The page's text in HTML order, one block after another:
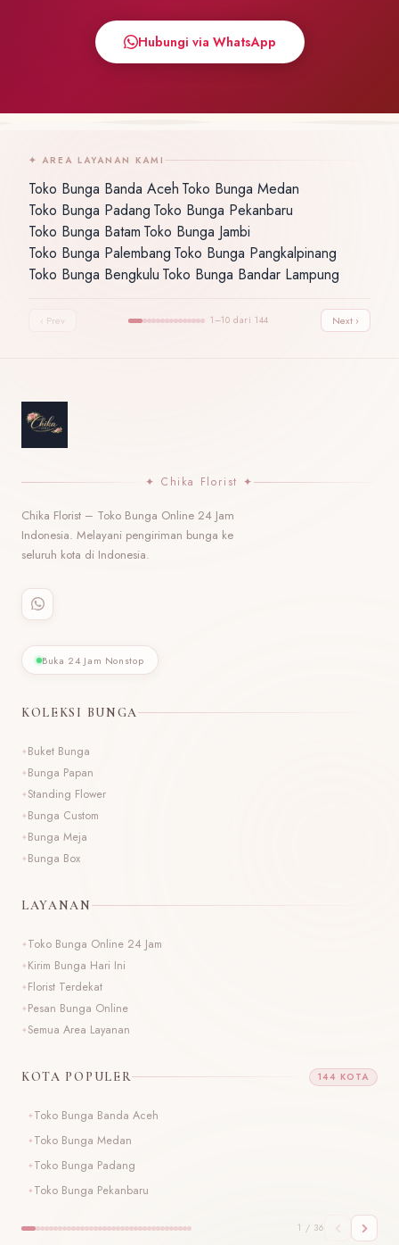
Hubungi via WhatsApp
✦ AREA LAYANAN KAMI
Toko Bunga Banda Aceh Toko Bunga Medan
Toko Bunga Padang Toko Bunga Pekanbaru
Toko Bunga Batam Toko Bunga Jambi
Toko Bunga Palembang Toko Bunga Pangkalpinang
Toko Bunga Bengkulu Toko Bunga Bandar Lampung
‹ Prev 1–10 dari 144 Next ›
✦ Chika Florist ✦
Chika Florist – Toko Bunga Online 24 Jam
Indonesia. Melayani pengiriman bunga ke
seluruh kota di Indonesia.
Buka 24 Jam Nonstop
KOLEKSI BUNGA
Buket Bunga
Bunga Papan
Standing Flower
Bunga Custom
Bunga Meja
Bunga Box
LAYANAN
Toko Bunga Online 24 Jam
Kirim Bunga Hari Ini
Florist Terdekat
Pesan Bunga Online
Semua Area Layanan
KOTA POPULER 144 KOTA
Toko Bunga Banda Aceh
Toko Bunga Medan
Toko Bunga Padang
Toko Bunga Pekanbaru
1 / 36